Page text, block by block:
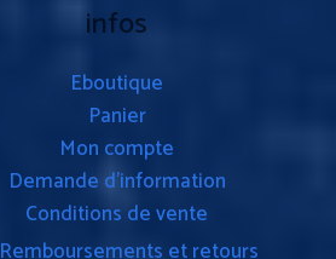
infos
Eboutique
Panier
Mon compte
Demande d’information
Conditions de vente
Remboursements et retours